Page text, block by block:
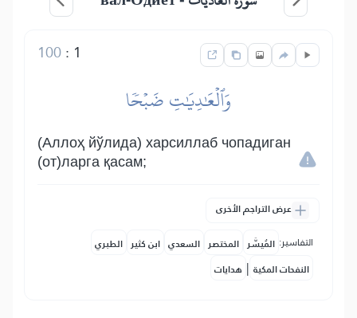
1
:
100
وَٱلۡعَٰدِيَٰتِ ضَبۡحٗا
(Аллоҳ йўлида) харсиллаб чопадиган
(от)ларга қасам;
عرض التراجم الأخرى
التفاسير: المُيسَّر المختصر السعدي ابن كثير الطبري
النفحات المكية | هدايات